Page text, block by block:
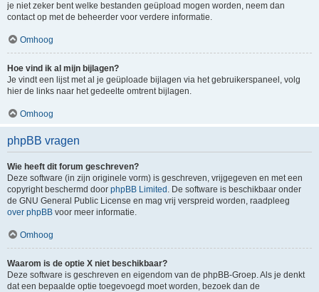
je niet zeker bent welke bestanden geüpload mogen worden, neem dan
contact op met de beheerder voor verdere informatie.
Omhoog
Hoe vind ik al mijn bijlagen?
Je vindt een lijst met al je geüploade bijlagen via het gebruikerspaneel, volg
hier de links naar het gedeelte omtrent bijlagen.
Omhoog
phpBB vragen
Wie heeft dit forum geschreven?
Deze software (in zijn originele vorm) is geschreven, vrijgegeven en met een
copyright beschermd door phpBB Limited . De software is beschikbaar onder
de GNU General Public License en mag vrij verspreid worden, raadpleeg
over phpBB voor meer informatie.
Omhoog
Waarom is de optie X niet beschikbaar?
Deze software is geschreven en eigendom van de phpBB-Groep. Als je denkt
dat een bepaalde optie toegevoegd moet worden, bezoek dan de